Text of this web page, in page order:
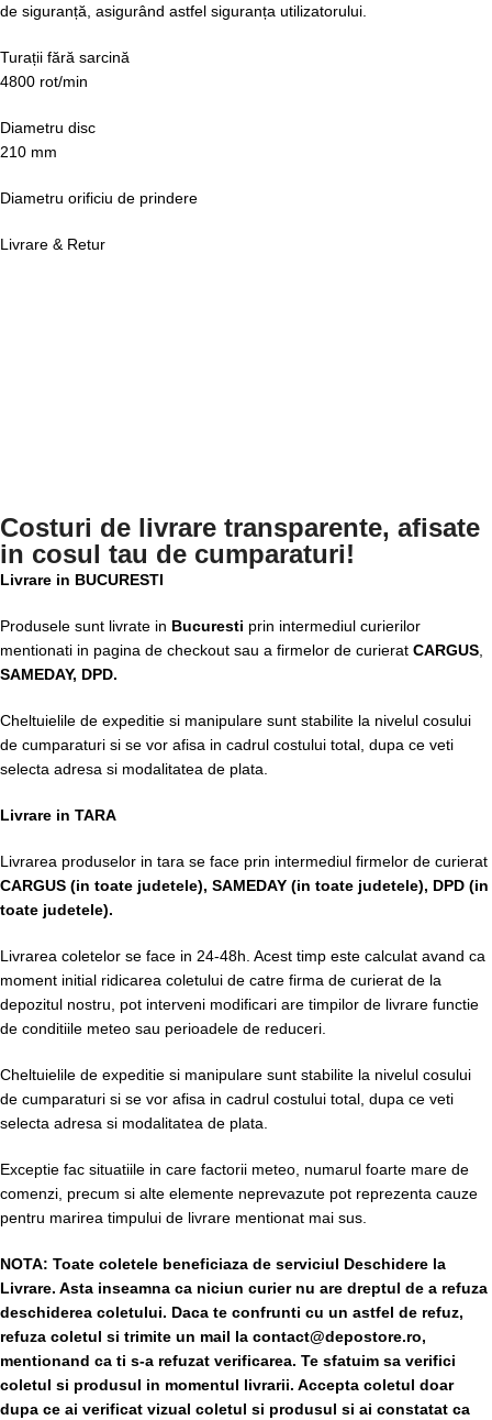
de siguranță, asigurând astfel siguranța utilizatorului.
Turații fără sarcină
4800 rot/min
Diametru disc
210 mm
Diametru orificiu de prindere
Livrare & Retur
Costuri de livrare transparente, afisate
in cosul tau de cumparaturi!
Livrare in BUCURESTI
Produsele sunt livrate in Bucuresti prin intermediul curierilor
mentionati in pagina de checkout sau a firmelor de curierat CARGUS
SAMEDAY, DPD.
Cheltuielile de expeditie si manipulare sunt stabilite la nivelul cosului
de cumparaturi si se vor afisa in cadrul costului total, dupa ce veti
selecta adresa si modalitatea de plata.
Livrare in TARA
Livrarea produselor in tara se face prin intermediul firmelor de curierat
CARGUS (in toate judetele), SAMEDAY (in toate judetele), DPD (in
toate judetele).
Livrarea coletelor se face in 24-48h. Acest timp este calculat avand ca
moment initial ridicarea coletului de catre firma de curierat de la
depozitul nostru, pot interveni modificari are timpilor de livrare functie
de conditiile meteo sau perioadele de reduceri.
Cheltuielile de expeditie si manipulare sunt stabilite la nivelul cosului
de cumparaturi si se vor afisa in cadrul costului total, dupa ce veti
selecta adresa si modalitatea de plata.
Exceptie fac situatiile in care factorii meteo, numarul foarte mare de
comenzi, precum si alte elemente neprevazute pot reprezenta cauze
pentru marirea timpului de livrare mentionat mai sus.
NOTA: Toate coletele beneficiaza de serviciul Deschidere la
Livrare. Asta inseamna ca niciun curier nu are dreptul de a refuza
deschiderea coletului. Daca te confrunti cu un astfel de refuz,
refuza coletul si trimite un mail la contact@depostore.ro,
mentionand ca ti s-a refuzat verificarea. Te sfatuim sa verifici
coletul si produsul in momentul livrarii. Accepta coletul doar
dupa ce ai verificat vizual coletul si produsul si ai constatat ca